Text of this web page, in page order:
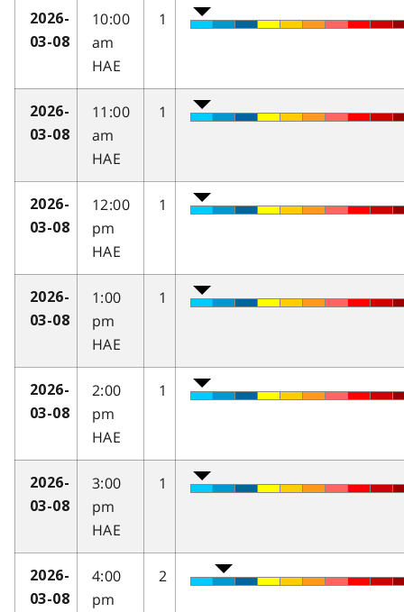
2026-
03-08
10:00
am
HAE
1
2026-
03-08
11:00
am
HAE
1
2026-
03-08
12:00
pm
HAE
1
2026-
03-08
1:00
pm
HAE
1
2026-
03-08
2:00
pm
HAE
1
2026-
03-08
3:00
pm
HAE
1
2026-
03-08
4:00
pm
2